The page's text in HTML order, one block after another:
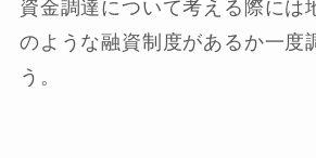
資金調達について考える際には
のような融資制度があるか一度
う。